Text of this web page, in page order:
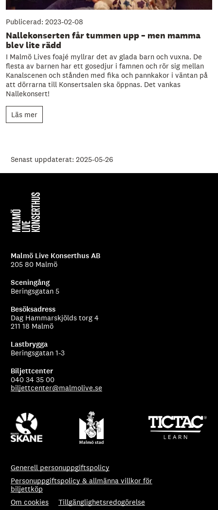
Publicerad: 2023-02-08
Nallekonserten får tummen upp – men mamma
blev lite rädd
I Malmö Lives foajé myllrar det av glada barn och vuxna. De
flesta av barnen har ett gosedjur i famnen och rör sig mellan
Kanalscenen och stånden med fika och pannkakor i väntan på
att dörrarna till Konsertsalen ska öppnas. Det vankas
Nallekonsert!
Läs mer
Senast uppdaterat: 2025-05-26
Malmö Live Konserthus AB
205 80 Malmö
Sceningång
Beringsgatan 5
Besöksadress
Dag Hammarskjölds torg 4
211 18 Malmö
Lastbrygga
Beringsgatan 1-3
Biljettcenter
040 34 35 00
biljettcenter@malmolive.se
Generell personuppgiftspolicy
Personuppgiftspolicy & allmänna villkor för
biljettköp
Om cookies
Tillgänglighetsredogörelse